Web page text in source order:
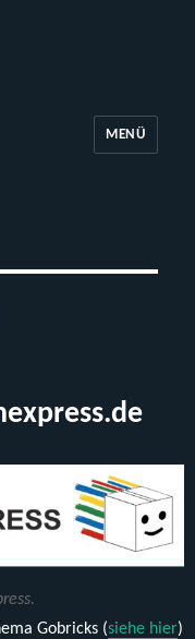
MENÜ
Gobricks (siehe hier)